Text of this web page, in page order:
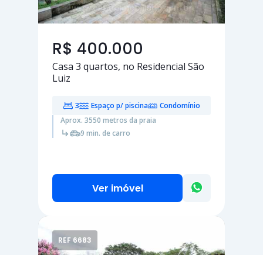
R$ 400.000
Casa 3 quartos, no Residencial São
Luiz
3 Espaço p/ piscina
Condomínio
Aprox. 3550 metros da praia
9 min. de carro
Ver imóvel
REF 6683